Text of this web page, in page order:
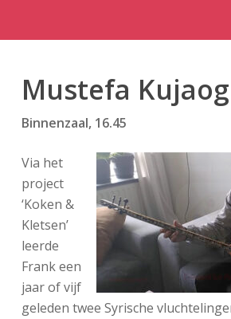
Mustefa
Binnenzaal, 16.45
Via het
project
‘Koken &
Kletsen’
leerde
Frank een
jaar of vijf
geleden twee Syrische